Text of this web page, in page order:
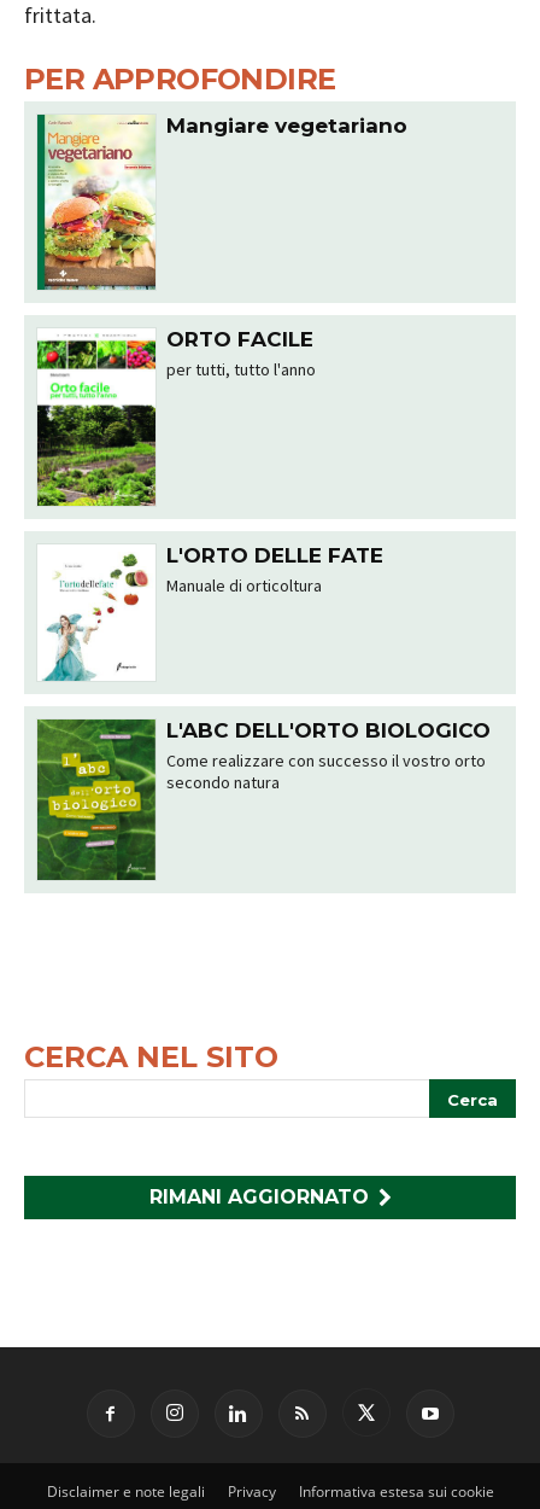
frittata.
PER APPROFONDIRE
Mangiare vegetariano
ORTO FACILE
per tutti, tutto l'anno
L'ORTO DELLE FATE
Manuale di orticoltura
L'ABC DELL'ORTO BIOLOGICO
Come realizzare con successo il vostro orto
secondo natura
CERCA NEL SITO
RIMANI AGGIORNATO
Disclaimer e note legali Privacy Informativa estesa sui cookie